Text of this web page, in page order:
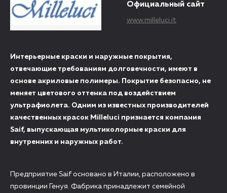
Официальный сайт
www.milleluci.it
Интерьерные краски и наружные покрытия,
отвечающие требованиям долговечности, имеют в
основе акриловые полимеры. Покрытие безопасно, не
меняет цветового оттенка под воздействием
ультрафиолета. Одним из известных производителей
качественных красок Milleluci признается компания
Saif, выпускающая мультиколорные краски для
внутренних и наружных работ.
Предприятие Saif основано в Италии, расположено в
провинции Генуя. Фабрика принадлежит семейной